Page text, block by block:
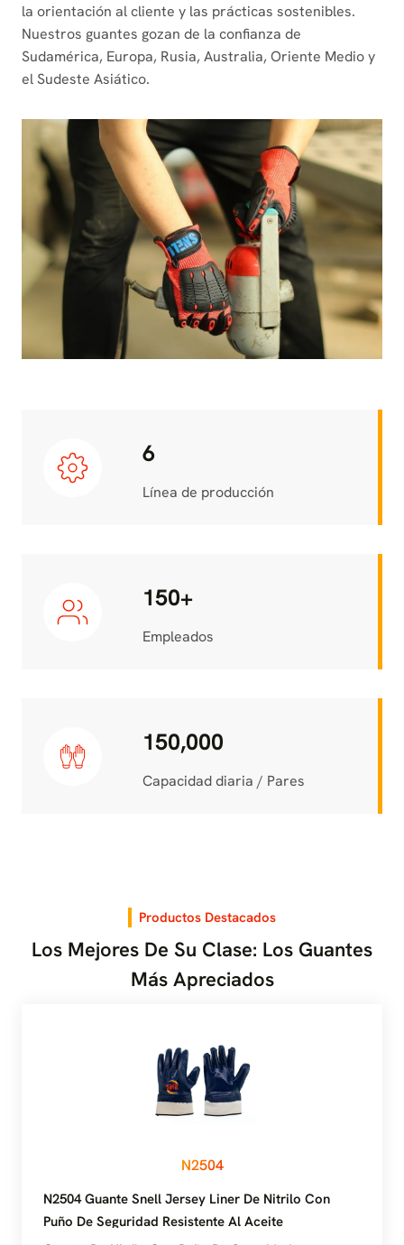
la orientación al cliente y las prácticas sostenibles.
Nuestros guantes gozan de la confianza de
Sudamérica, Europa, Rusia, Australia, Oriente Medio y
el Sudeste Asiático.
6
Línea de producción
150+
Empleados
150,000
Capacidad diaria / Pares
Productos Destacados
Los Mejores De Su Clase: Los Guantes
Más Apreciados
N2504
N2504 Guante Snell Jersey Liner De Nitrilo Con
Puño De Seguridad Resistente Al Aceite